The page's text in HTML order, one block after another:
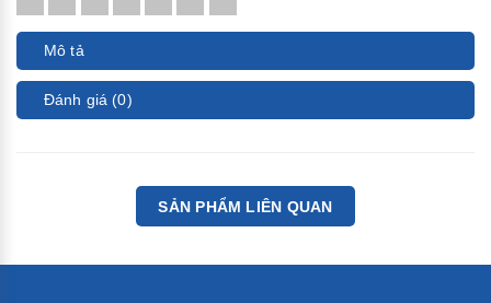
Mô tả
Đánh giá (0)
SẢN PHẨM LIÊN QUAN